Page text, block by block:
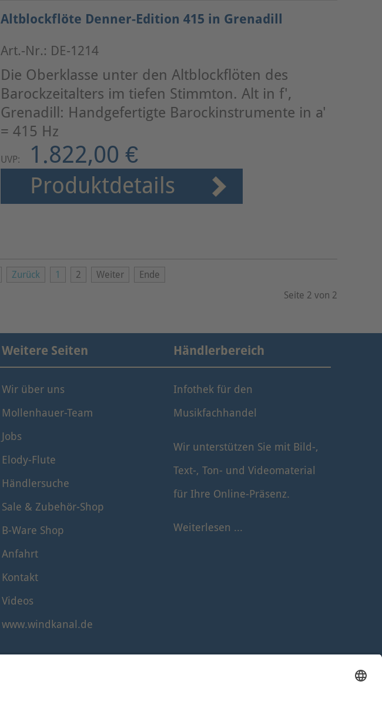
Altblockflöte Denner-Edition 415 in Grenadill
Art.-Nr.: DE-1214
Die Oberklasse unter den Altblockflöten des
Barockzeitalters im tiefen Stimmton. Alt in f',
Grenadill: Handgefertigte Barockinstrumente in a'
= 415 Hz
UVP: 1.822,00 €
Produktdetails
Zurück 1 2 Weiter
Ende
Seite 2 von 2
Weitere Seiten
Wir über uns
Mollenhauer-Team
Jobs
Elody-Flute
Händlersuche
Sale & Zubehör-Shop
B-Ware Shop
Anfahrt
Kontakt
Videos
www.windkanal.de
Händlerbereich
Infothek für den
Musikfachhandel
Wir unterstützen Sie mit Bild-,
Text-, Ton- und Videomaterial
für Ihre Online-Präsenz.
Weiterlesen ...